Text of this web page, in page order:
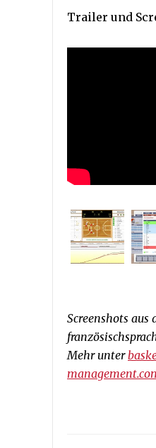
Trailer und
Screenshots aus
Mehr unter